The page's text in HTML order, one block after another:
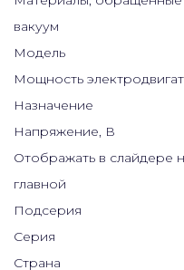
вакуум
Модель
Мощность
Назначение
Напряжение, В
Отображать в слайдере
главной
Подсерия
Серия
Страна